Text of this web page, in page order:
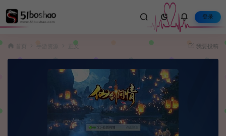
登录
手游资源 正文 我要投稿